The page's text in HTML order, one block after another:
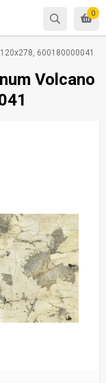
0
600180000041
Volcano